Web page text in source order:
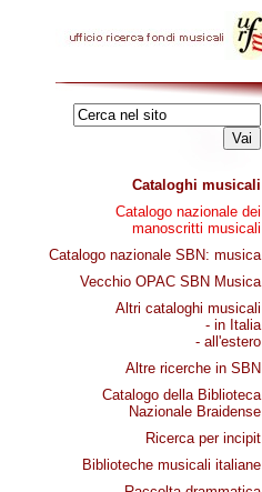
Cataloghi musicali
Catalogo nazionale dei
manoscritti musicali
Catalogo nazionale SBN: musica
Vecchio OPAC SBN Musica
Altri cataloghi musicali
- in Italia
- all'estero
Altre ricerche in SBN
Catalogo della Biblioteca
Nazionale Braidense
Ricerca per incipit
Biblioteche musicali italiane